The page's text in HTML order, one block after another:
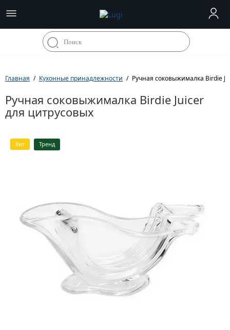
Главная Кухонные принадлежности Ручная соковыжималка Birdie
Ручная соковыжималка Birdie Juicer
для цитрусовых
Хит Тренд